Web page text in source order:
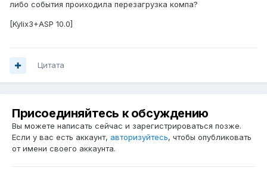
либо события проиходила перезагрузка компа?
[Kylix3+ASP 10.0]
Цитата
Присоединяйтесь к обсуждению
Вы можете написать сейчас и зарегистрироваться позже.
Если у вас есть аккаунт, авторизуйтесь, чтобы опубликовать
от имени своего аккаунта.